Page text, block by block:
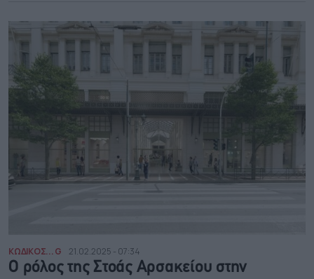
ΚΩΔΙΚΟΣ... G 21.02.2025 - 07:34
Ο ρόλος της Στοάς Αρσακείου στην